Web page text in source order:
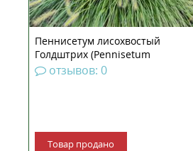
Пеннисетум лисохвостый
Голдштрих (Pennisetum
alopecuroides Goldstrich) рассада
отзывов: 0
Товар продано